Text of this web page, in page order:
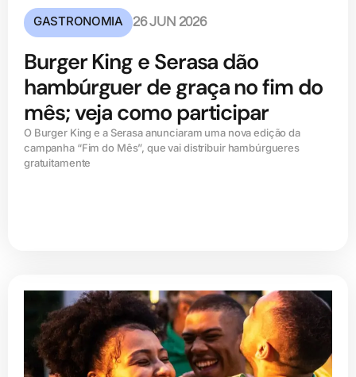
GASTRONOMIA 26 JUN 2026
Burger King e Serasa dão
hambúrguer de graça no fim do
mês; veja como participar
O Burger King e a Serasa anunciaram uma nova edição da
campanha “Fim do Mês”, que vai distribuir hambúrgueres
gratuitamente